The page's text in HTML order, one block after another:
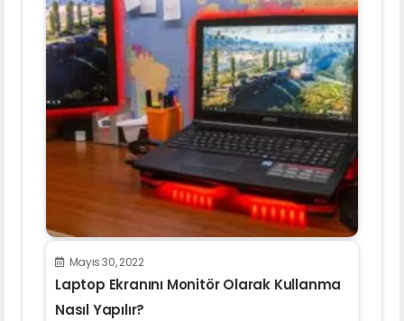
Mayıs 30, 2022
Laptop Ekranını Monitör Olarak Kullanma
Nasıl Yapılır?